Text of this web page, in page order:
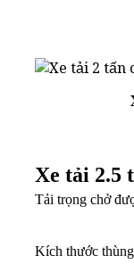
Xe tải 2.5
Tải trọng chở
Kích thước